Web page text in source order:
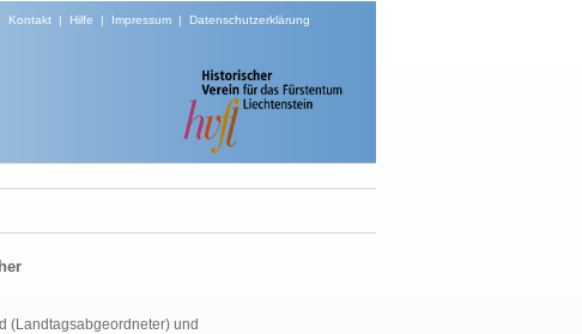
Kontakt| Hilfe | Impressum| Datenschutzerklärung
(Landtagsabgeordneter) und